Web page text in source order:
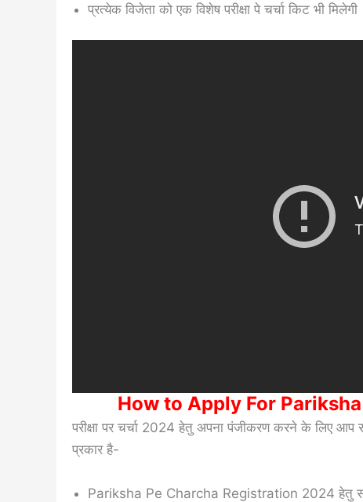
प्रत्येक विजेता को एक विशेष परीक्षा पे चर्चा किट भी मिलेगी
How to Apply For
परीक्षा पर चर्चा 2024 हेतु अपना पंजीकरण करने के लिए आप
प्रकार है-
Pariksha Pe Charcha Registration 2024 हेतु